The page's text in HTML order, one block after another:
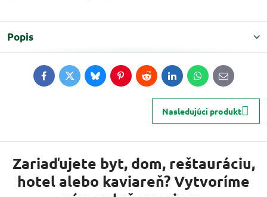
Popis
FacebookTwitterBlueskyPinterestRedditLinkedInWhatsApp
E-
mail
Nasledujúci produkt
Zariaďujete byt, dom, reštauráciu,
hotel alebo kaviareň? Vytvoríme